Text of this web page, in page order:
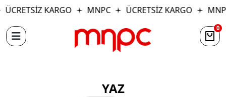
ÜCRETSİZ KARGO MNPC ÜCRETSİZ KARGO
0
YAZ